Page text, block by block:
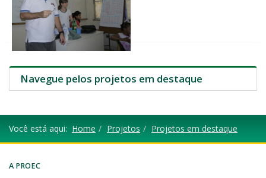
Navegue pelos projetos em destaque
Você está aqui: Home Projetos Projetos em destaque
A PROEC